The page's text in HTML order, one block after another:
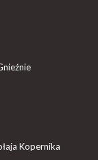
Kopernika